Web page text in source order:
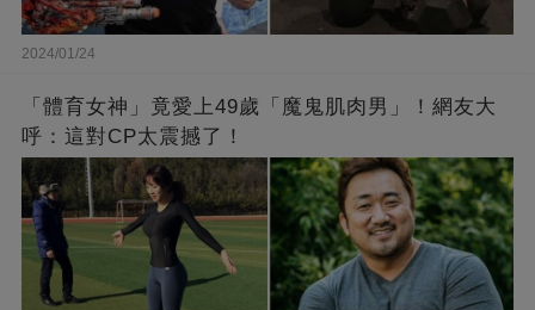
2024/01/24
「體育女神」竟愛上49歲「魔鬼肌肉男」！網友大
呼：這對CP太震撼了！